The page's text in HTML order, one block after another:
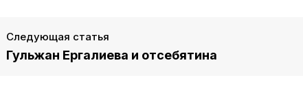
Следующая статья
Гульжан Ергалиева и отсебятина